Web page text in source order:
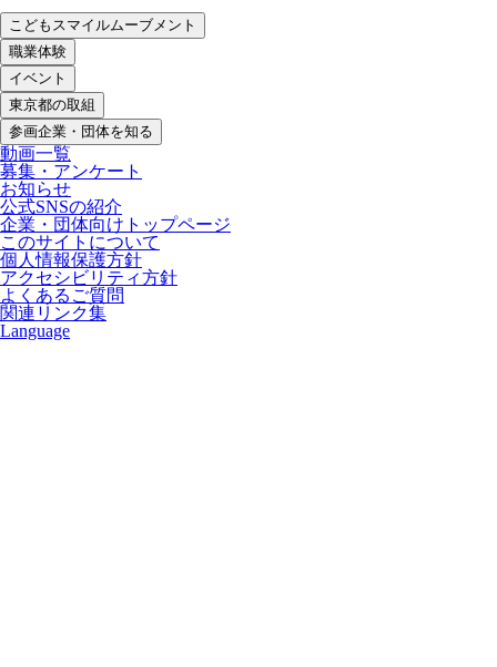
こどもスマイルムーブメント
職業体験
イベント
東京都の取組
参画企業・団体を知る
動画一覧
募集・アンケート
お知らせ
公式SNSの紹介
企業・団体向けトップページ
このサイトについて
個人情報保護方針
アクセシビリティ方針
よくあるご質問
関連リンク集
Language